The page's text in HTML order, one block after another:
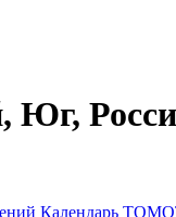
Юг,
Календарь